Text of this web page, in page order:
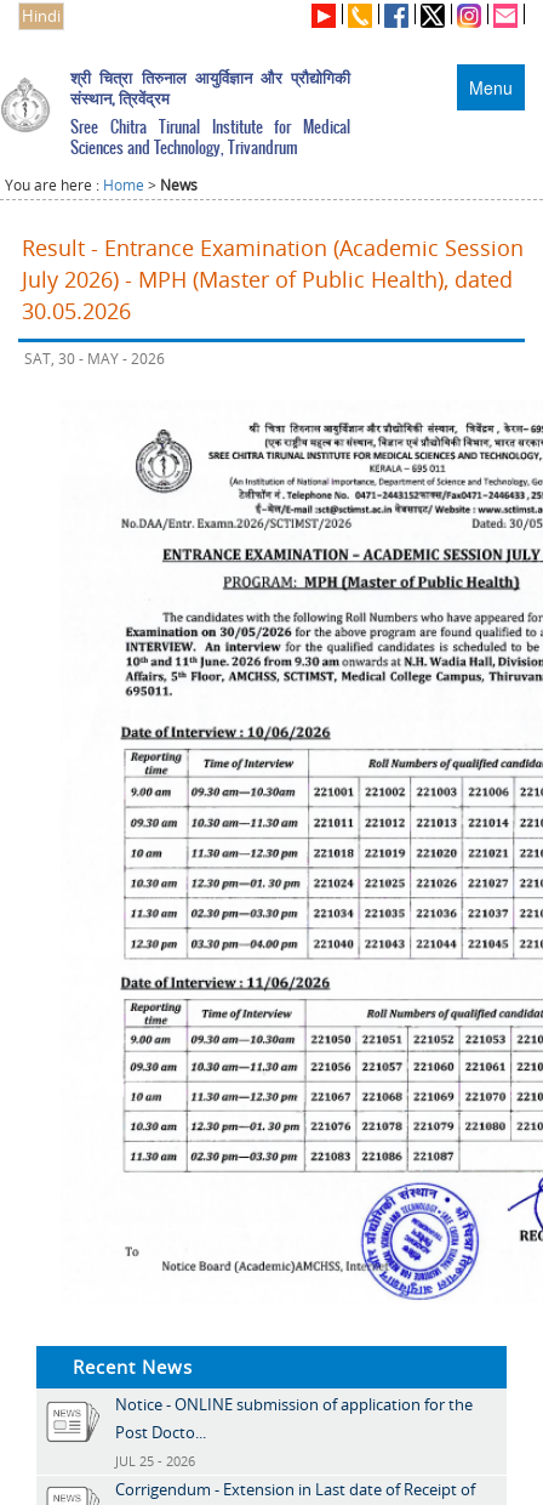
Hindi
Menu
श्री चित्रा तिरुनाल आयुर्विज्ञान और प्रौद्योगिकी
संस्थान, त्रिवेंद्रम
Sree Chitra Tirunal Institute for Medical
Sciences and Technology, Trivandrum
You are here : Home > News
Result - Entrance Examination (Academic Session
July 2026) - MPH (Master of Public Health), dated
30.05.2026
SAT, 30 - MAY - 2026
Recent News
Notice - ONLINE submission of application for the
Post Docto...
JUL 25 - 2026
Corrigendum - Extension in Last date of Receipt of